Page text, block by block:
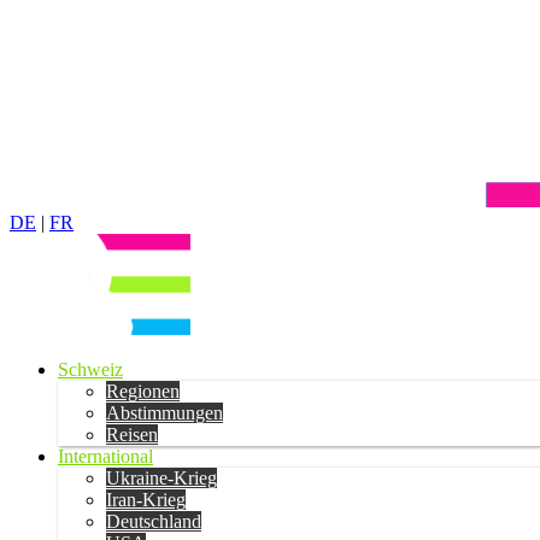
DE | FR
Schweiz
Regionen
Abstimmungen
Reisen
International
Ukraine-Krieg
Iran-Krieg
Deutschland